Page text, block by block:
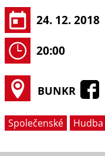
24. 12. 2018
20:00
BUNKR
Společenské Hudba